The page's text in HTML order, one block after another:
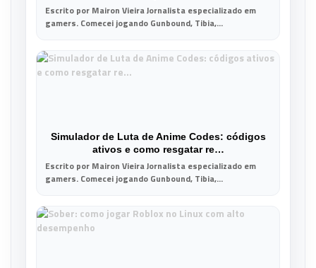
Escrito por Mairon Vieira Jornalista especializado em
gamers. Comecei jogando Gunbound, Tibia,...
Simulador de Luta de Anime Codes: códigos
ativos e como resgatar re…
Escrito por Mairon Vieira Jornalista especializado em
gamers. Comecei jogando Gunbound, Tibia,...